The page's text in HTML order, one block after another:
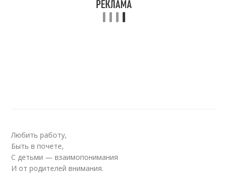
Любить работу,
Быть в почете,
С детьми — взаимопонимания
И от родителей внимания.